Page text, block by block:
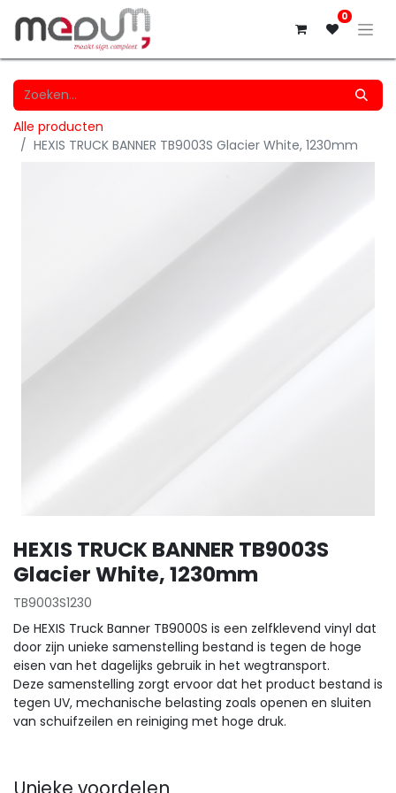
0
Alle producten
HEXIS TRUCK BANNER TB9003S Glacier White, 1230mm
HEXIS TRUCK BANNER TB9003S
Glacier White, 1230mm
TB9003S1230
De HEXIS Truck Banner TB9000S is een zelfklevend vinyl dat
door zijn unieke samenstelling bestand is tegen de hoge
eisen van het dagelijks gebruik in het wegtransport.
Deze samenstelling zorgt ervoor dat het product bestand is
tegen UV, mechanische belasting zoals openen en sluiten
van schuifzeilen en reiniging met hoge druk.